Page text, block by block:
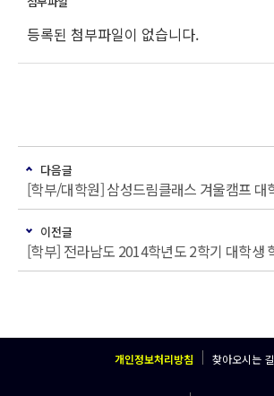
등록된 첨부파일이 없습니다.
다음글
이전글
개인정보처리방침 찾아오시는 길